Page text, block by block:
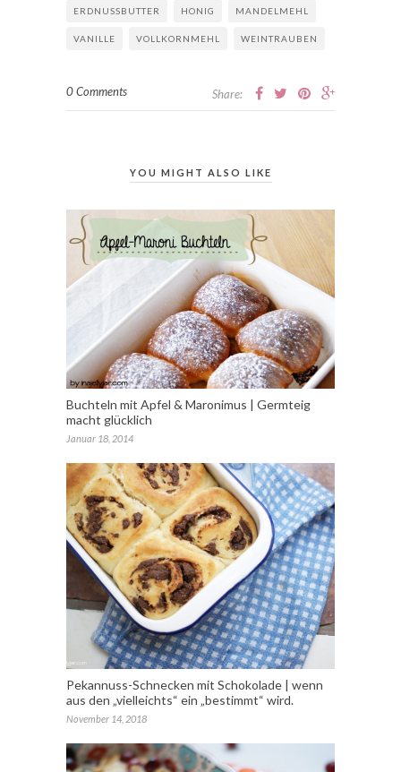
ERDNUSSBUTTER HONIG MANDELMEHL
VANILLE VOLLKORNMEHL WEINTRAUBEN
0 Comments Share:
YOU MIGHT ALSO LIKE
Buchteln mit Apfel & Maronimus | Germteig
macht glücklich
Januar 18, 2014
Pekannuss-Schnecken mit Schokolade | wenn
aus den „vielleichts“ ein „bestimmt“ wird.
November 14, 2018